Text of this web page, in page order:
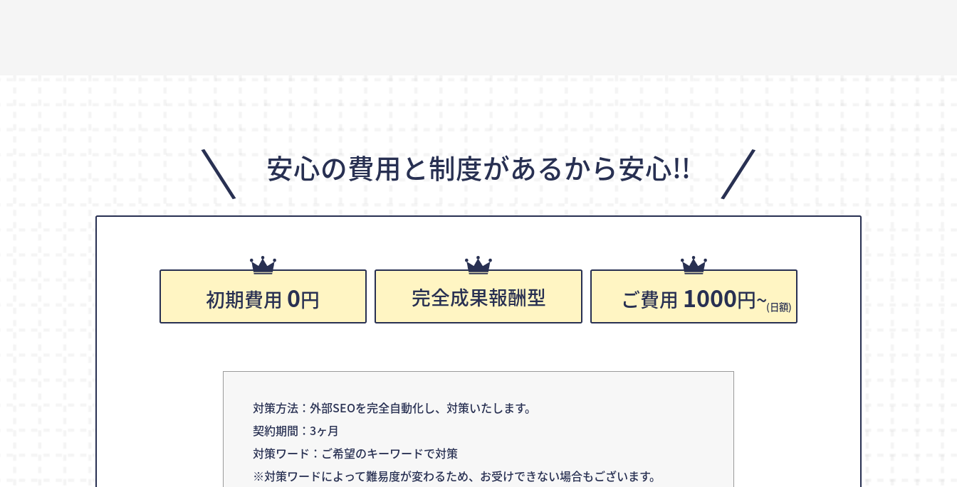
\ 安心の費用と制度があるから安心!! /
初期費用 0円 完全成果報酬型 ご費用 1000円~(日額)
対策方法：外部SEOを完全自動化し、対策いたします。
契約期間：3ヶ月
対策ワード：ご希望のキーワードで対策
※対策ワードによって難易度が変わるため、 お受けできない場合もございます。